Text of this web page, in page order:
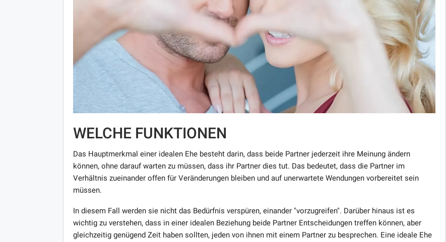
WELCHE FUNKTIONEN
Das Hauptmerkmal einer idealen Ehe besteht darin, dass beide Partner jederzeit ihre Meinung ändern
können, ohne darauf warten zu müssen, dass ihr Partner dies tut. Das bedeutet, dass die Partner im
Verhältnis zueinander offen für Veränderungen bleiben und auf unerwartete Wendungen vorbereitet sein
müssen.
In diesem Fall werden sie nicht das Bedürfnis verspüren, einander "vorzugreifen". Darüber hinaus ist es
wichtig zu verstehen, dass in einer idealen Beziehung beide Partner Entscheidungen treffen können, aber
gleichzeitig genügend Zeit haben sollten, jeden von ihnen mit einem Partner zu besprechen. Eine ideale Ehe